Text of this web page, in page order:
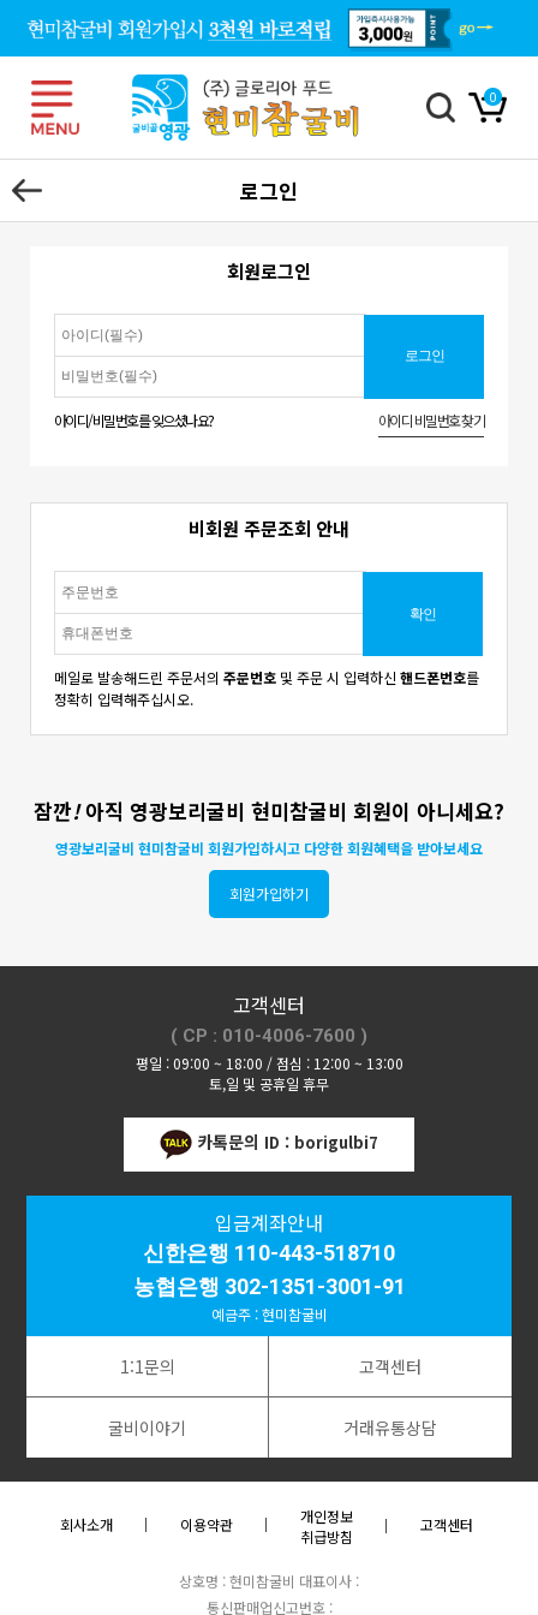
0
로그인
회원로그인
아이디/비밀번호를 잊으셨나요? 아이디 비밀번호 찾기
비회원 주문조회 안내
메일로 발송해드린 주문서의 주문번호및 주문 시 입력하신 핸드폰번호를
정확히 입력해주십시오.
잠깐!아직 영광보리굴비 현미참굴비 회원이 아니세요?
영광보리굴비 현미참굴비 회원가입하시고 다양한 회원혜택을 받아보세요
회원가입하기
고객센터
( CP : 010-4006-7600 )
평일 : 09:00 ~ 18:00 / 점심 : 12:00 ~ 13:00
토,일 및 공휴일 휴무
카톡문의 ID : borigulbi7
입금계좌안내
신한은행 110-443-518710
농협은행 302-1351-3001-91
예금주 : 현미참굴비
1:1문의 고객센터
굴비이야기 거래유통상담
회사소개 이용약관
개인정보
취급방침
고객센터
상호명 : 현미참굴비 대표이사 :
통신판매업신고번호 :